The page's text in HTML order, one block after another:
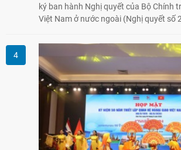
ký ban hành Nghị quyết của Bộ Chính
Việt Nam ở nước ngoài (Nghị quyết số